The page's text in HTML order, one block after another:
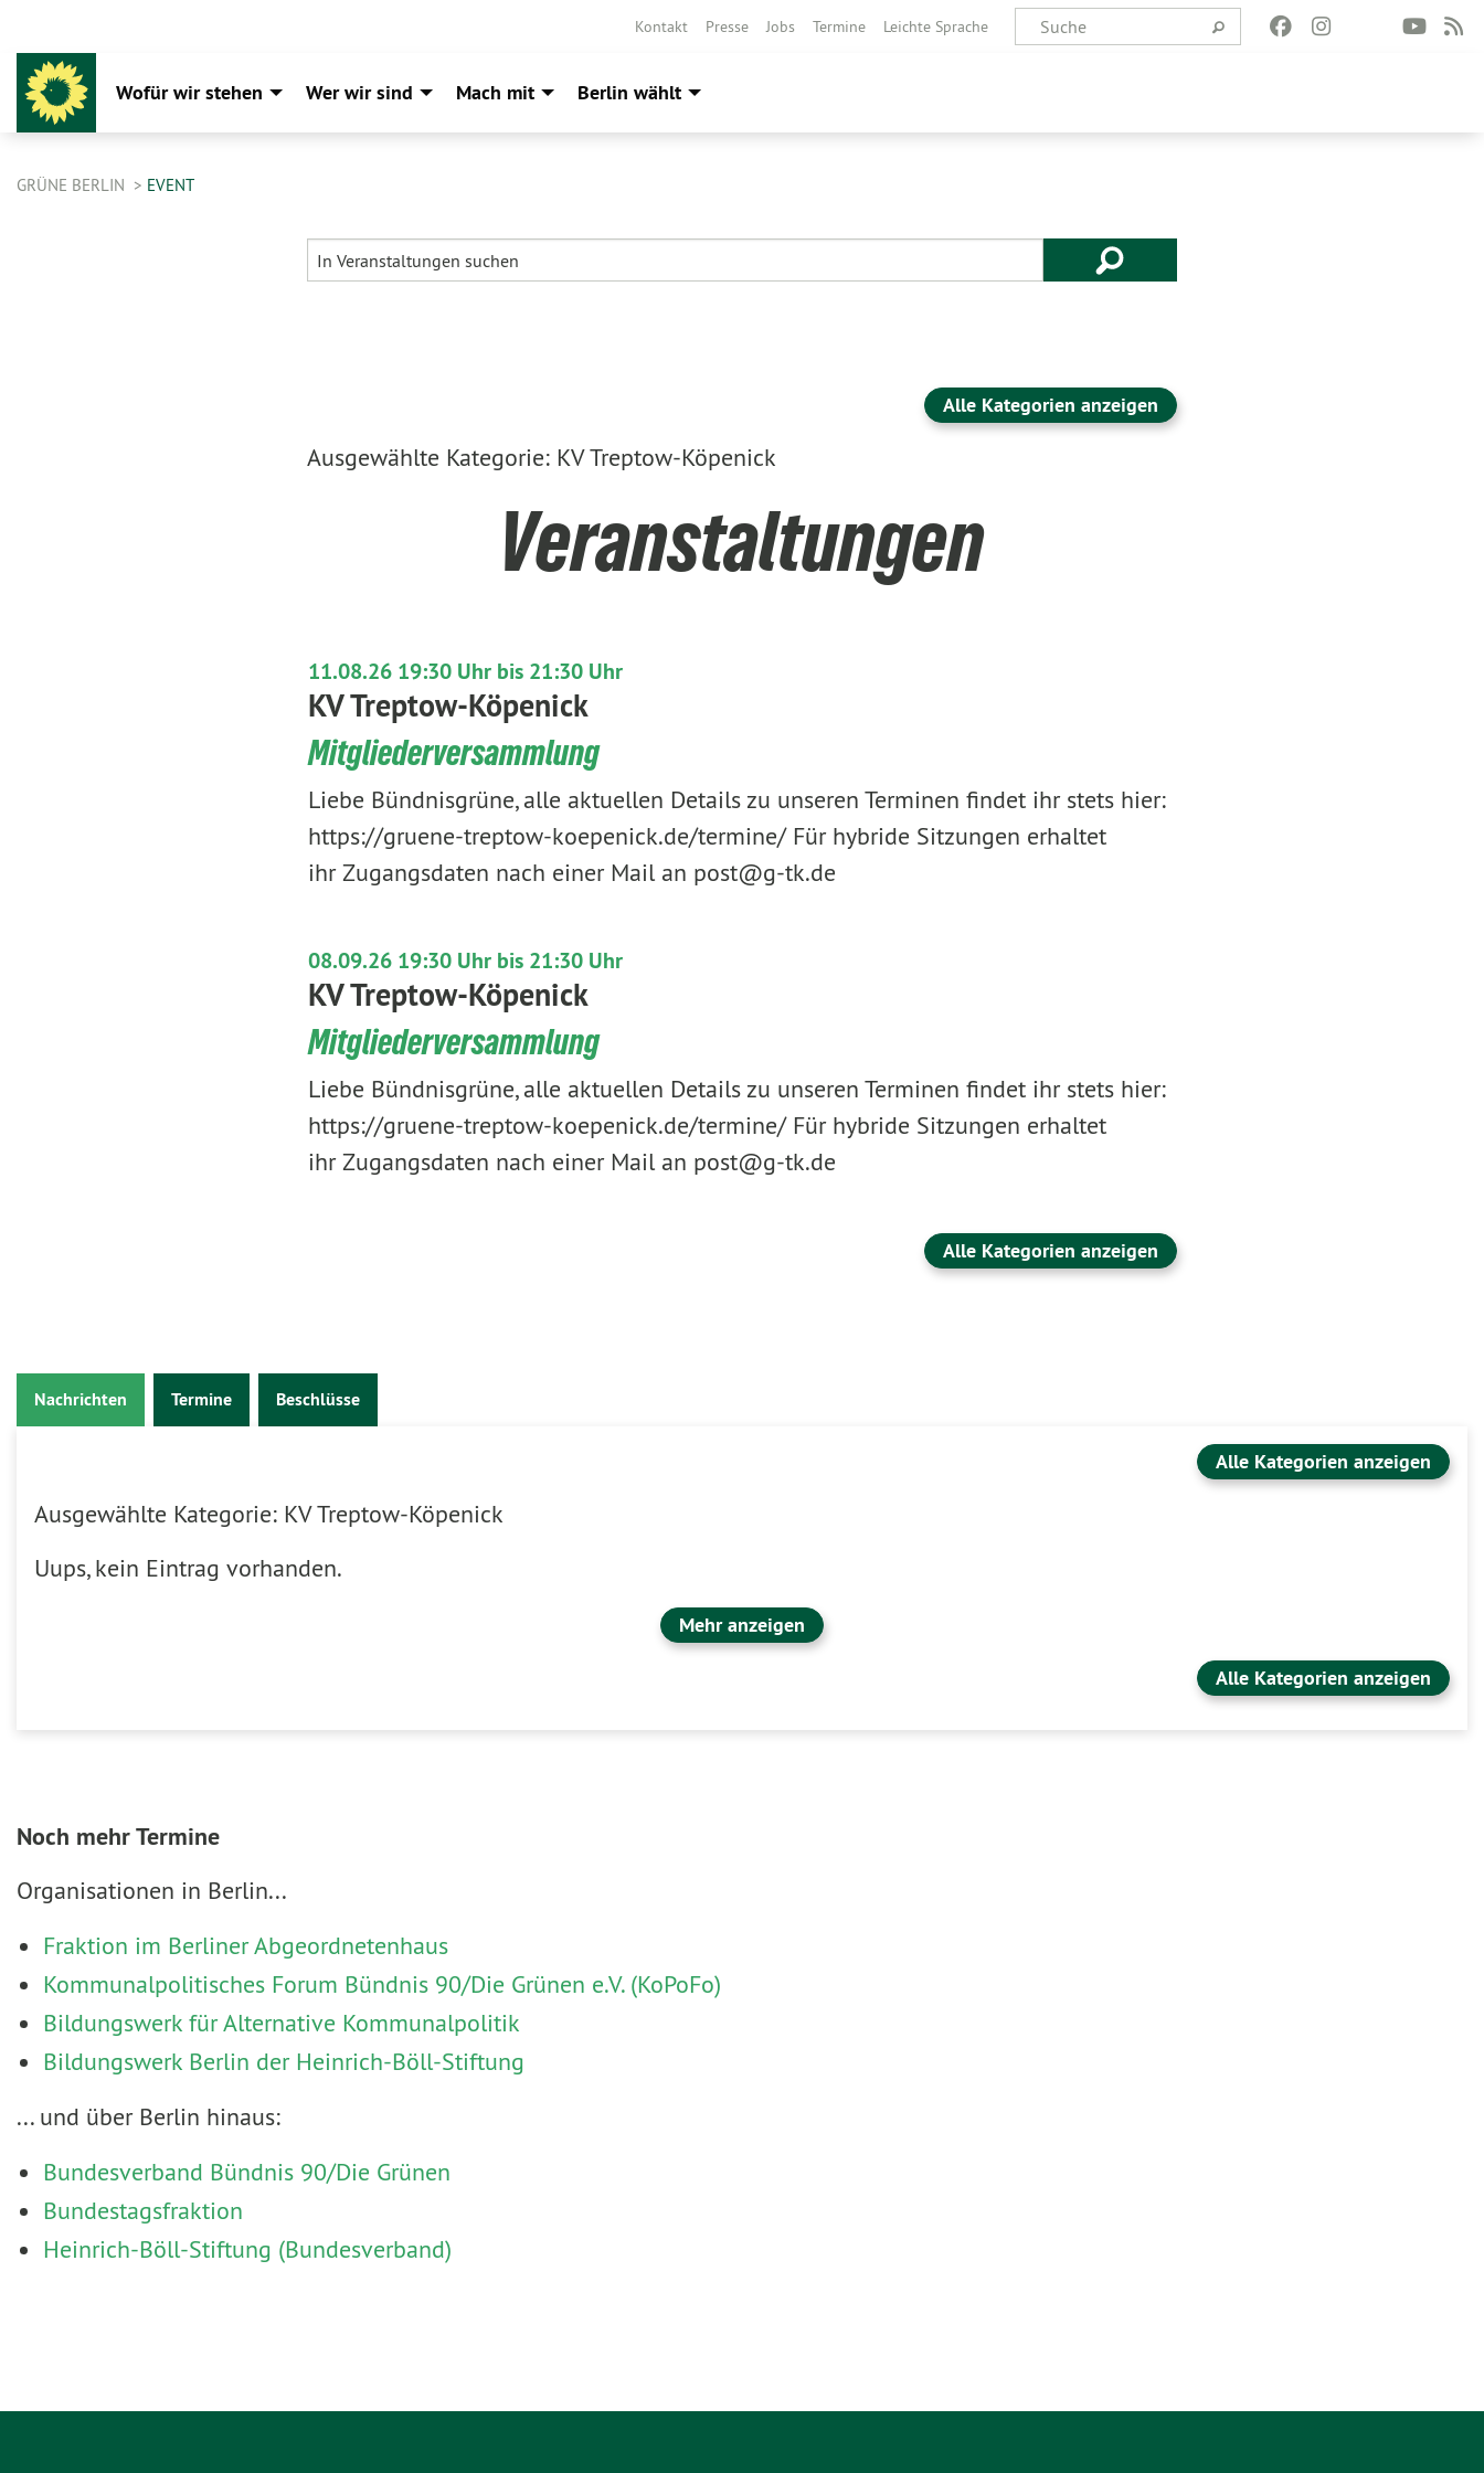
Kontakt Presse Jobs Termine Leichte Sprache
Wofür wir stehen Wer wir sind Mach mit Berlin wählt
GRÜNE BERLIN EVENT
Alle Kategorien anzeigen
Ausgewählte Kategorie: KV Treptow-Köpenick
Veranstaltungen
11.08.26 19:30 Uhr bis 21:30 Uhr
KV Treptow-Köpenick
Mitgliederversammlung
Liebe Bündnisgrüne, alle aktuellen Details zu unseren Terminen findet ihr stets hier:
https://gruene-treptow-koepenick.de/termine/ Für hybride Sitzungen erhaltet
ihr Zugangsdaten nach einer Mail an post@g-tk.de
08.09.26 19:30 Uhr bis 21:30 Uhr
KV Treptow-Köpenick
Mitgliederversammlung
Liebe Bündnisgrüne, alle aktuellen Details zu unseren Terminen findet ihr stets hier:
https://gruene-treptow-koepenick.de/termine/ Für hybride Sitzungen erhaltet
ihr Zugangsdaten nach einer Mail an post@g-tk.de
Alle Kategorien anzeigen
Nachrichten Termine Beschlüsse
Alle Kategorien anzeigen
Ausgewählte Kategorie: KV Treptow-Köpenick
Uups, kein Eintrag vorhanden.
Mehr anzeigen
Alle Kategorien anzeigen
Noch mehr Termine
Organisationen in Berlin...
Fraktion im Berliner Abgeordnetenhaus
Kommunalpolitisches Forum Bündnis 90/Die Grünen e.V. (KoPoFo)
Bildungswerk für Alternative Kommunalpolitik
Bildungswerk Berlin der Heinrich-Böll-Stiftung
... und über Berlin hinaus:
Bundesverband Bündnis 90/Die Grünen
Bundestagsfraktion
Heinrich-Böll-Stiftung (Bundesverband)